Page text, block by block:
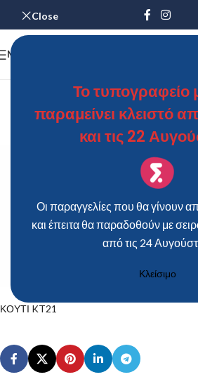
Close
Το τυπογραφείο
παραμείνει κλειστό
και τις 22
Οι παραγγελίες που θα γίνουν
και έπειτα θα παραδοθούν με
από τις 24
Κλείσιμο
MENU
ΚΟΥΤΙ
ΘΩΜΑΣOn 8
ΚΟΥΤΙ KT21